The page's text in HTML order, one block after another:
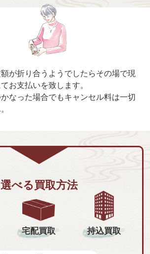
が折り合うようでしたらその場で現
お支払いを致します。
なった場合でもキャンセル料は一切
選べる買取方法
宅配買取 持込買取